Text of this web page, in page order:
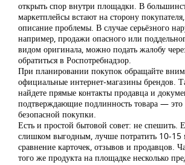
открыть спор внутри площадки. В
маркетплейсы встают на сторону
описание проблемы. В случае серьёзного
например, продажи опасного или
видом оригинала, можно подать жалобу
обратиться в Роспотребнадзор.
При планировании покупок обращайте
официальные интернет-магазины брендов.
найдете прямые контакты продавца и
подтверждающие подлинность товара — это
безопасной покупки.
Есть и простой бытовой совет: не спешить.
слишком выгодным, лучше потратить 10-15
сравнение карточек, отзывов и продавцов.
того же продукта на площадке несколько